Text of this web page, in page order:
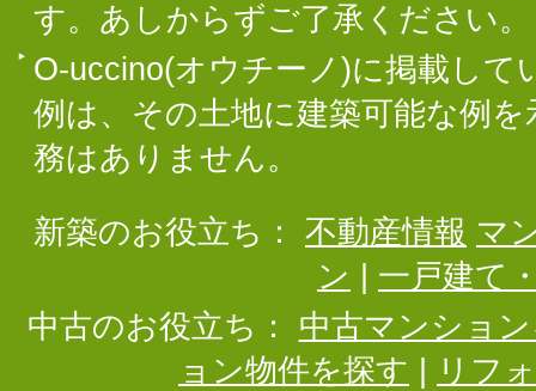
す。あしからずご了承ください。
O-uccino(オウチーノ)に掲載して
例は、その土地に建築可能な例
務はありません。
新築のお役立ち： 不動産情報 マ
ン
一戸建て
中古のお役立ち：
中古マンショ
ョン物件を探す
リフ